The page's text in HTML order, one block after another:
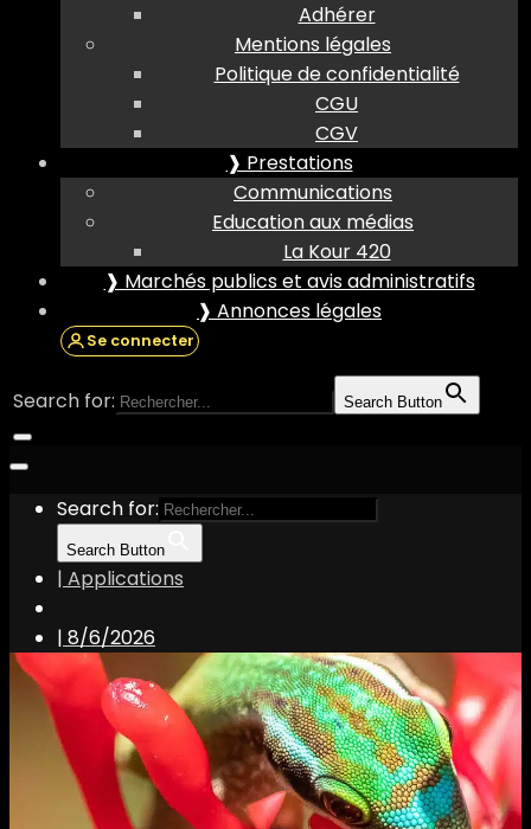
Adhérer
Mentions légales
Politique de confidentialité
CGU
CGV
❱ Prestations
Communications
Education aux médias
La Kour 420
❱ Marchés publics et avis administratifs
❱ Annonces légales
Se connecter
Search for: Search Button
Search for:
Search Button
| Applications
| 8/6/2026